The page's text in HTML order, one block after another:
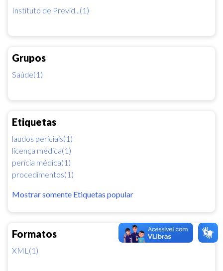
Instituto de Previd...(1)
Grupos
Saúde(1)
Etiquetas
laudos periciais(1)
licença médica(1)
perícia médica(1)
procedimentos(1)
Mostrar somente Etiquetas popular
Formatos
XML(1)